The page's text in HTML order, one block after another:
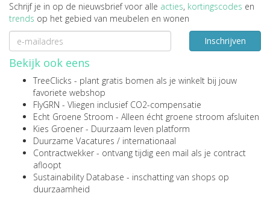
Schrijf je in op de nieuwsbrief voor alle acties, kortingscodes en
trends op het gebied van meubelen en wonen
Inschrijven
Bekijk ook eens
TreeClicks - plant gratis bomen als je winkelt bij jouw
favoriete webshop
FlyGRN - Vliegen inclusief CO2-compensatie
Echt Groene Stroom - Alleen écht groene stroom afsluiten
Kies Groener - Duurzaam leven platform
Duurzame Vacatures / internationaal
Contractwekker - ontvang tijdig een mail als je contract
afloopt
Sustainability Database - inschatting van shops op
duurzaamheid